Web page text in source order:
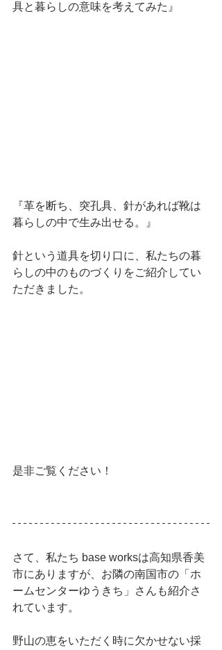
具と暮らしの意味を考えてみた』
『革を断ち、突孔具、針があれば靴は
暮らしの中で生み出せる。』
針という道具を切り口に、私たちの暮
らしの中のものづくりをご紹介してい
ただきました。
是非ご覧ください！
さて、私たち base worksは高知県香美
市にありますが、お隣の南国市の「ホ
ームセンターゆうきち」さんも紹介さ
れています。
野山の恵をいただく時に欠かせない採